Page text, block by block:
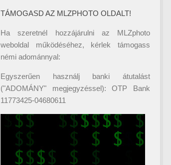
TÁMOGASD AZ MLZPHOTO OLDALT!
Ha szeretnél hozzájárulni az MLZphoto
weboldal működéséhez, kérlek támogass
némi adománnyal:
Egyszerűen használj banki átutalást
("ADOMÁNY" megjegyzéssel): OTP Bank
11773425-04680611